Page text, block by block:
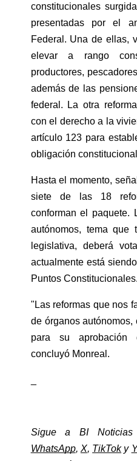
constitucionales
presentadas por el
Federal. Una de ellas,
elevar a rango
productores,
además de las
federal. La otra
con el derecho a la
artículo 123 para
obligación
Hasta el momento,
siete de las 18
conforman el paquete.
autónomos, tema que
legislativa, deberá
actualmente está
Puntos Constitucionales.
"Las reformas que nos
de órganos
para su aprobación
concluyó Monreal.
Sigue a BI
WhatsApp, X, TikTok y